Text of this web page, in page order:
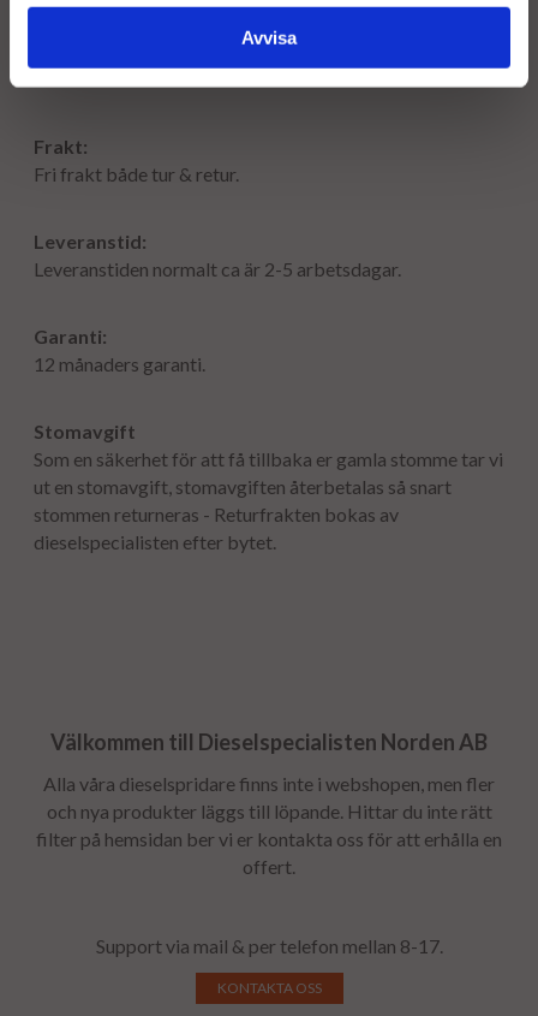
Avvisa
F00ZC99633BOSCH
Frakt:
Fri frakt både tur & retur.
Leveranstid:
Leveranstiden normalt ca är 2-5 arbetsdagar.
Garanti:
12 månaders garanti.
Stomavgift
Som en säkerhet för att få tillbaka er gamla stomme tar vi
ut en stomavgift, stomavgiften återbetalas så snart
stommen returneras - Returfrakten bokas av
dieselspecialisten efter bytet.
Välkommen till Dieselspecialisten Norden AB
Alla våra dieselspridare finns inte i webshopen, men fler
och nya produkter läggs till löpande. Hittar du inte rätt
filter på hemsidan ber vi er kontakta oss för att erhålla en
offert.
Support via mail & per telefon mellan 8-17.
KONTAKTA OSS